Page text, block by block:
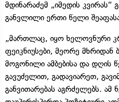
მდინარაძემ „იმედის
განვლილი ერთი წელი
„მართლაც, იყო ხელოვნური
ფეიკნიუსები, მეორე მხრიდან
მოგონილი ამბებისა და დღის
გავუძელით, გადავიარეთ,
განვითარებას აგრძელებს. ამ